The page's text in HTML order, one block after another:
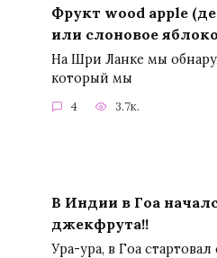
Фрукт wood apple
или слоновое
На Шри Ланке мы
который мы
4 3.7к.
В Индии в Гоа
джекфрута!!
Ура-ура, в Гоа